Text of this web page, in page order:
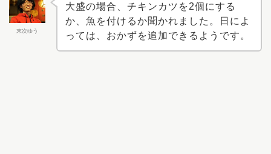
末次ゆう
大盛の場合、チキンカツを2個にする
か、魚を付けるか聞かれました。日によ
っては、おかずを追加できるようです。